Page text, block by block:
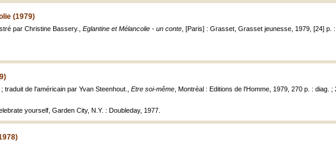
(1979)
par Christine Bassery., Eglantine et Mélancolie - un conte , [Paris] : Grasset, Grasset jeunesse, 1979, [24] p. :
traduit de l'américain par Yvan Steenhout., Etre soi-même , Montréal : Editions de l'Homme, 1979, 270 p. : diag. ;
yourself, Garden City, N.Y. : Doubleday, 1977.